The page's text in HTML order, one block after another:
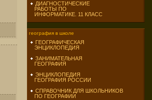
ДИАГНОСТИЧЕСКИЕ
РАБОТЫ ПО
ИНФОРМАТИКЕ. 11 КЛАСС
география в школе
ГЕОГРАФИЧЕСКАЯ
ЭНЦИКЛОПЕДИЯ
ЗАНИМАТЕЛЬНАЯ
ГЕОГРАФИЯ
ЭНЦИКЛОПЕДИЯ
ГЕОГРАФИЯ РОССИИ
СПРАВОЧНИК ДЛЯ ШКОЛЬНИКОВ
ПО ГЕОГРАФИИ